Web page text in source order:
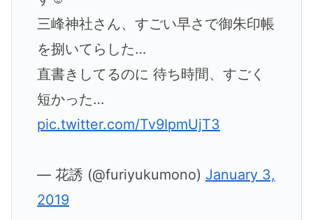
三峰神社さん、すごい早さで御朱印帳
を捌いてらした…
直書きしてるのに 待ち時間、すごく
短かった…
pic.twitter.com/Tv9IpmUjT3
— 花誘 (@furiyukumono) January 3,
2019